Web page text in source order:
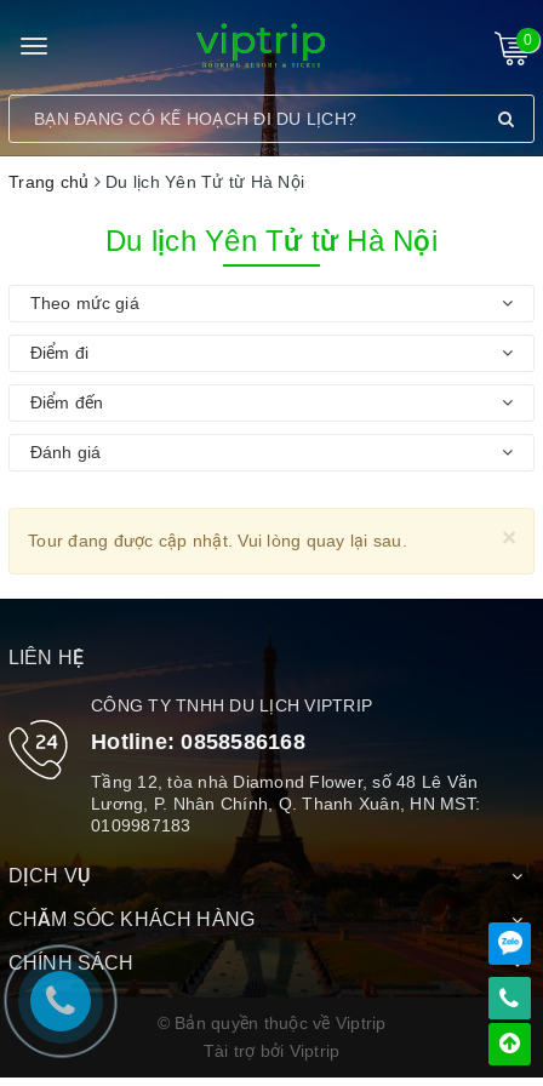
Toggle
navigation
0
Trang chủ Du lịch Yên Tử từ Hà Nội
Du lịch Yên Tử từ Hà Nội
Theo mức giá
Điểm đi
Điểm đến
Đánh giá
×
Tour đang được cập nhật. Vui lòng quay lại sau.
LIÊN HỆ
CÔNG TY TNHH DU LỊCH VIPTRIP
Hotline:0858586168
Tầng 12, tòa nhà Diamond Flower, số 48 Lê Văn
Lương, P. Nhân Chính, Q. Thanh Xuân, HN MST:
0109987183
DỊCH VỤ
CHĂM SÓC KHÁCH HÀNG
CHÍNH SÁCH
© Bản quyền thuộc về Viptrip
Tài trợ bởi Viptrip